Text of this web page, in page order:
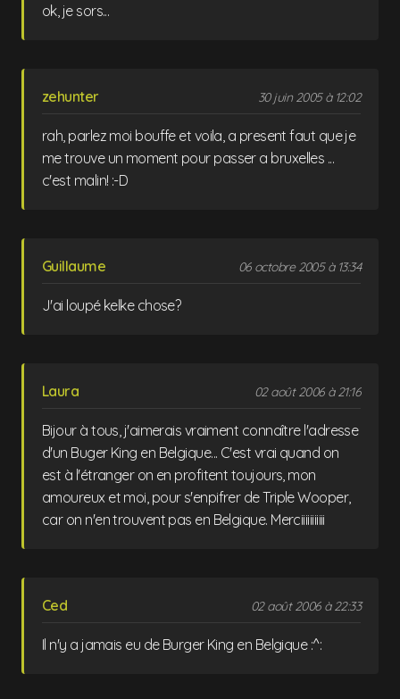
ok, je sors...
zehunter 30 juin 2005 à 12:02
rah, parlez moi bouffe et voila, a present faut que je
me trouve un moment pour passer a bruxelles ...
c'est malin! :-D
Guillaume 06 octobre 2005 à 13:34
J'ai loupé kelke chose?
Laura 02 août 2006 à 21:16
Bijour à tous, j'aimerais vraiment connaître l'adresse
d'un Buger King en Belgique... C'est vrai quand on
est à l'étranger on en profitent toujours, mon
amoureux et moi, pour s'enpifrer de Triple Wooper,
car on n'en trouvent pas en Belgique. Merciiiiiiiiiii
Ced 02 août 2006 à 22:33
Il n'y a jamais eu de Burger King en Belgique :^: